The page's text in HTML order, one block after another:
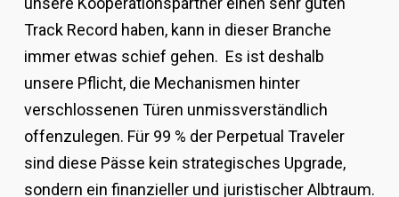
Track Record haben, kann in dieser Branche
immer etwas schief gehen. Es ist deshalb
unsere Pflicht, die Mechanismen hinter
verschlossenen Türen unmissverständlich
offenzulegen. Für 99 % der Perpetual Traveler
sind diese Pässe kein strategisches Upgrade,
sondern ein finanzieller und juristischer Albtraum.